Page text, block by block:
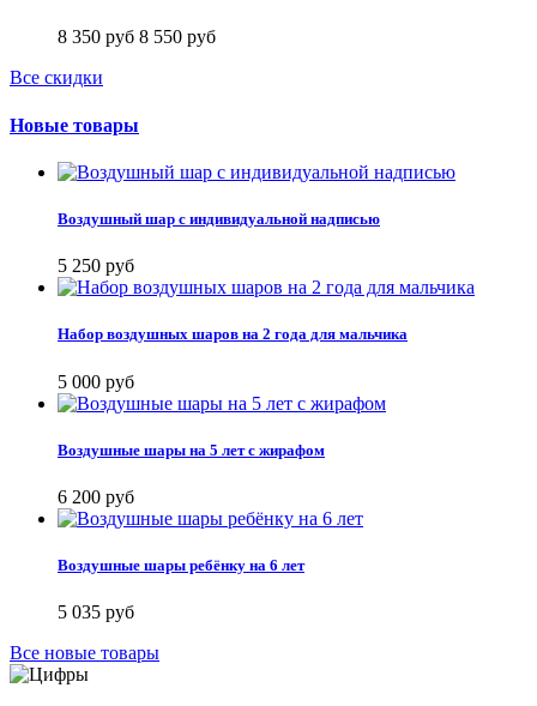
8 350 руб 8 550 руб
Все скидки
Новые товары
Воздушный шар с индивидуальной надписью
5 250 руб
Набор воздушных шаров на 2 года для мальчика
5 000 руб
Воздушные шары на 5 лет с жирафом
6 200 руб
Воздушные шары ребёнку на 6 лет
5 035 руб
Все новые товары